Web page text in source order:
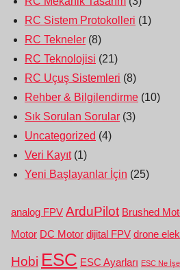
RC Sistem Protokolleri (1)
RC Tekneler (8)
RC Teknolojisi (21)
RC Uçuş Sistemleri (8)
Rehber & Bilgilendirme (10)
Sık Sorulan Sorular (3)
Uncategorized (4)
Veri Kayıt(1)
Yeni Başlayanlar İçin (25)
analog FPV ArduPilot Brushed
Motor DC Motor dijital FPV drone
Hobi ESC ESC Ayarları ESC Ne